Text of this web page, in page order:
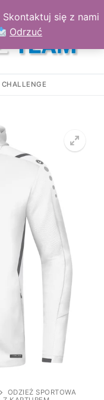
się z nami
Odrzuć
ODZIEŻ SPORTOWA